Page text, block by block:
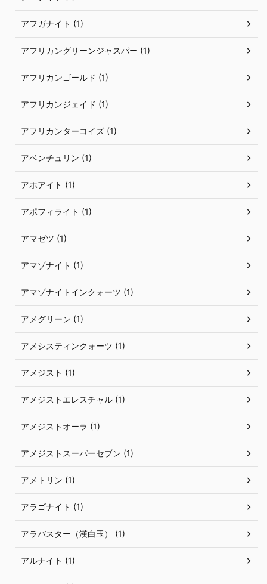
アフガナイト (1)
アフリカングリーンジャスパー (1)
アフリカンゴールド (1)
アフリカンジェイド (1)
アフリカンターコイズ (1)
アベンチュリン (1)
アホアイト (1)
アポフィライト (1)
アマゼツ (1)
アマゾナイト (1)
アマゾナイトインクォーツ (1)
アメグリーン (1)
アメシスティンクォーツ (1)
アメジスト (1)
アメジストエレスチャル (1)
アメジストオーラ (1)
アメジストスーパーセブン (1)
アメトリン (1)
アラゴナイト (1)
アラバスター（漢白玉） (1)
アルナイト (1)